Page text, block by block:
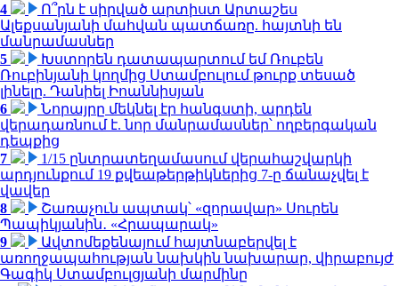
4
Ո՞րն է սիրված արտիստ Արտաշես
Ալեքսանյանի մահվան պատճառը. հայտնի են
մանրամասներ
5
Խստորեն դատապարտում եմ Ռուբեն
Ռուբինյանի կողմից Ստամբուլում թուրք տեսած
լինելը. Դանիել Իոաննիսյան
6
Նորայրը մեկնել էր հանգստի, արդեն
վերադառնում է. նոր մանրամասներ՝ ողբերգական
դեպքից
7
1/15 ընտրատեղամասում վերահաշվարկի
արդյունքում 19 քվեաթերթիկներից 7-ը ճանաչվել է
վավեր
8
Շառաչուն ապտակ՝ «զորավար» Սուրեն
Պապիկյանին․ «Հրապարակ»
9
Ավտոմեքենայում հայտնաբերվել է
առողջապահության նախկին նախարար, վիրաբույժ
Գագիկ Ստամբուլցյանի մարմինը